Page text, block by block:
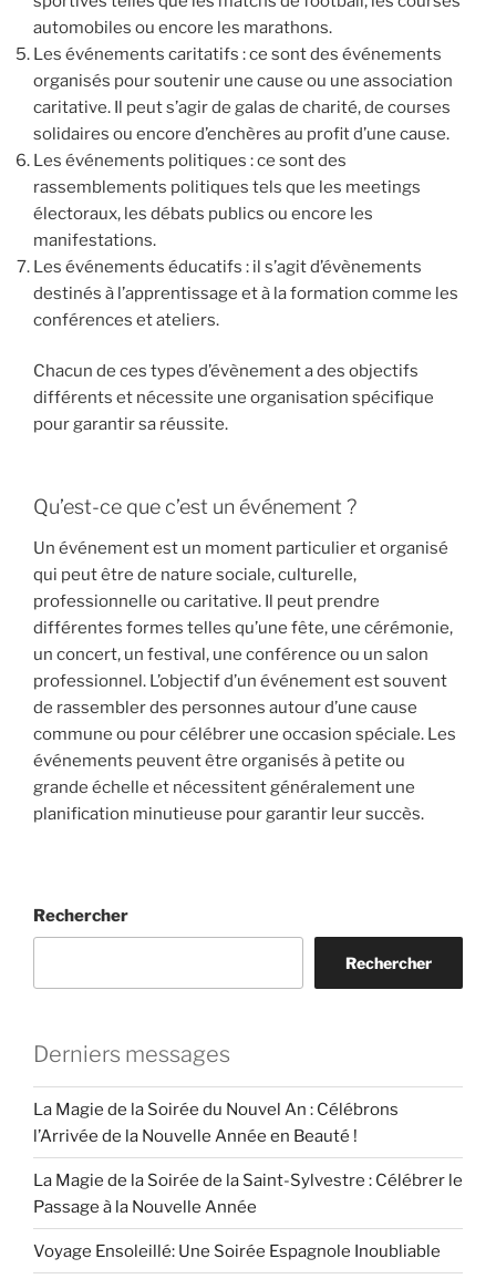
automobiles ou encore les marathons.
Les événements caritatifs : ce sont des événements
organisés pour soutenir une cause ou une association
caritative. Il peut s’agir de galas de charité, de courses
solidaires ou encore d’enchères au profit d’une cause.
Les événements politiques : ce sont des
rassemblements politiques tels que les meetings
électoraux, les débats publics ou encore les
manifestations.
Les événements éducatifs : il s’agit d’évènements
destinés à l’apprentissage et à la formation comme les
conférences et ateliers.
Chacun de ces types d’évènement a des objectifs
différents et nécessite une organisation spécifique
pour garantir sa réussite.
Qu’est-ce que c’est un événement ?
Un événement est un moment particulier et organisé
qui peut être de nature sociale, culturelle,
professionnelle ou caritative. Il peut prendre
différentes formes telles qu’une fête, une cérémonie,
un concert, un festival, une conférence ou un salon
professionnel. L’objectif d’un événement est souvent
de rassembler des personnes autour d’une cause
commune ou pour célébrer une occasion spéciale. Les
événements peuvent être organisés à petite ou
grande échelle et nécessitent généralement une
planification minutieuse pour garantir leur succès.
Rechercher
Rechercher
Derniers messages
La Magie de la Soirée du Nouvel An : Célébrons
l’Arrivée de la Nouvelle Année en Beauté !
La Magie de la Soirée de la Saint-Sylvestre : Célébrer le
Passage à la Nouvelle Année
Voyage Ensoleillé: Une Soirée Espagnole Inoubliable